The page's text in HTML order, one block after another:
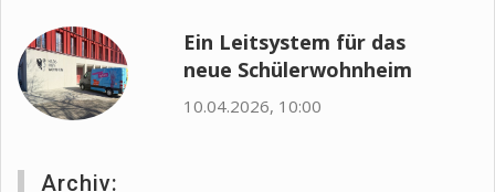
Ein Leitsystem für das
neue Schülerwohnheim
10.04.2026, 10:00
Archiv: